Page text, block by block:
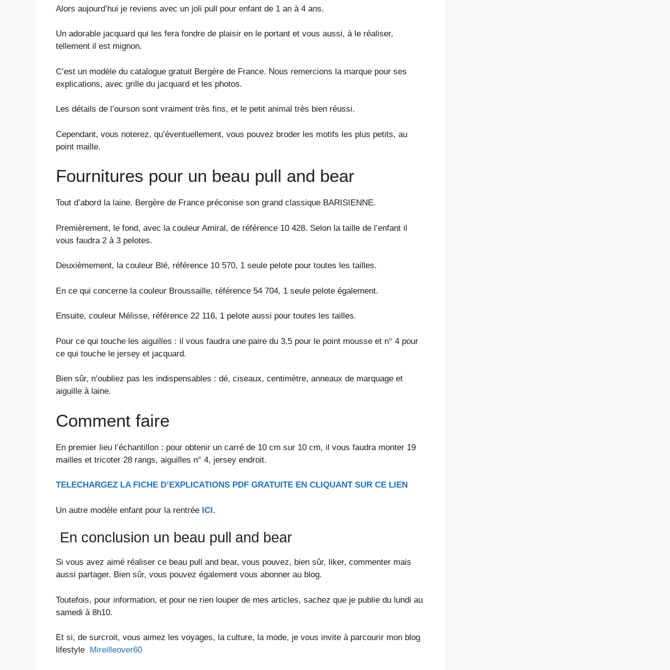
Alors aujourd’hui je reviens avec un joli pull pour enfant de 1 an à 4 ans.
Un adorable jacquard qui les fera fondre de plaisir en le portant et vous aussi, à le réaliser,
tellement il est mignon.
C’est un modèle du catalogue gratuit Bergère de France. Nous remercions la marque pour ses
explications, avec grille du jacquard et les photos.
Les détails de l’ourson sont vraiment très fins, et le petit animal très bien réussi.
Cependant, vous noterez, qu’éventuellement, vous pouvez broder les motifs les plus petits, au
point maille.
Fournitures pour un beau pull and bear
Tout d’abord la laine. Bergère de France préconise son grand classique BARISIENNE.
Premièrement, le fond, avec la couleur Amiral, de référence 10 428. Selon la taille de l’enfant il
vous faudra 2 à 3 pelotes.
Deuxièmement, la couleur Blé, référence 10 570, 1 seule pelote pour toutes les tailles.
En ce qui concerne la couleur Broussaille, référence 54 704, 1 seule pelote également.
Ensuite, couleur Mélisse, référence 22 116, 1 pelote aussi pour toutes les tailles.
Pour ce qui touche les aiguilles : il vous faudra une paire du 3,5 pour le point mousse et n° 4 pour
ce qui touche le jersey et jacquard.
Bien sûr, n’oubliez pas les indispensables : dé, ciseaux, centimètre, anneaux de marquage et
aiguille à laine.
Comment faire
En premier lieu l’échantillon : pour obtenir un carré de 10 cm sur 10 cm, il vous faudra monter 19
mailles et tricoter 28 rangs, aiguilles n° 4, jersey endroit.
TELECHARGEZ LA FICHE D’EXPLICATIONS PDF GRATUITE EN CLIQUANT SUR CE LIEN
Un autre modèle enfant pour la rentrée ICI.
En conclusion un beau pull and bear
Si vous avez aimé réaliser ce beau pull and bear, vous pouvez, bien sûr, liker, commenter mais
aussi partager. Bien sûr, vous pouvez également vous abonner au blog.
Toutefois, pour information, et pour ne rien louper de mes articles, sachez que je publie du lundi au
samedi à 8h10.
Et si, de surcroit, vous aimez les voyages, la culture, la mode, je vous invite à parcourir mon blog
lifestyle Mireilleover60